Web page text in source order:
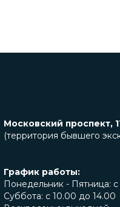
Московский проспект,
(территория бывшего
График работы:
Понедельник - Пятница:
Суббота: с 10.00 до 14.00